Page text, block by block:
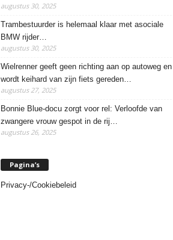
augustus 30, 2025
Trambestuurder is helemaal klaar met asociale
BMW rijder…
augustus 30, 2025
Wielrenner geeft geen richting aan op autoweg en
wordt keihard van zijn fiets gereden…
augustus 27, 2025
Bonnie Blue-docu zorgt voor rel: Verloofde van
zwangere vrouw gespot in de rij…
augustus 26, 2025
Pagina’s
Privacy-/Cookiebeleid